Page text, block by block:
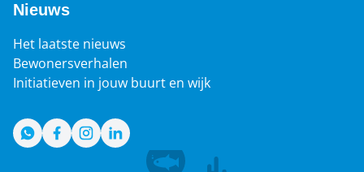
Nieuws
Het laatste nieuws
Bewonersverhalen
Initiatieven in jouw buurt en wijk
WhatsApp
Facebook
Instagram
LinkedIn